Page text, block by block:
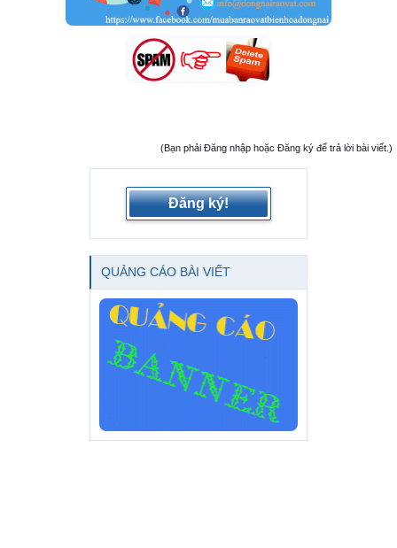
(Bạn phải Đăng nhập hoặc Đăng ký để trả lời bài viết.)
Đăng ký!
QUẢNG CÁO BÀI VIẾT